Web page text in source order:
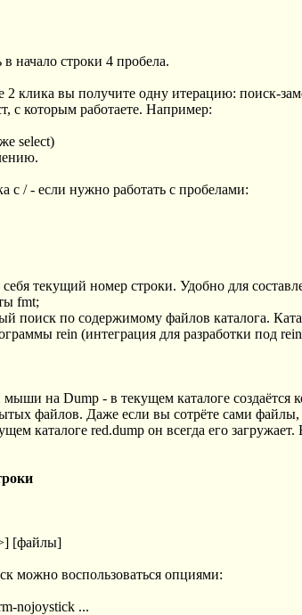
начало строки 4 пробела.
клика вы получите одну итерацию: поиск-
с которым работаете. Например:
select)
с / - если нужно работать с пробелами:
себя текущий номер строки. Удобно для
fmt;
поиск по содержимому файлов каталога.
rein (интеграция для разработки под
на Dump - в текущем каталоге создаётся
файлов. Даже если вы сотрёте сами
каталоге red.dump он всегда его
[файлы]
можно воспользоваться опциями:
nojoystick ...